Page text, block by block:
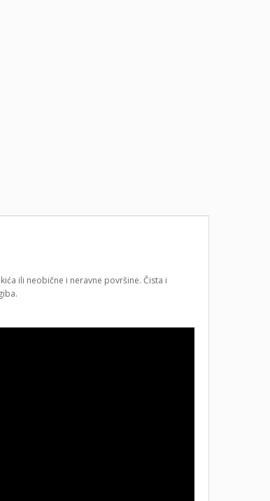
ili neobične i neravne površine. Čista i